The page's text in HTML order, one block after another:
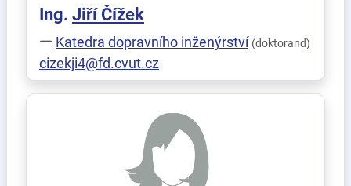
Ing. Jiří Čížek
Katedra dopravního inženýrství (doktorand)
cizekji4@fd.cvut.cz